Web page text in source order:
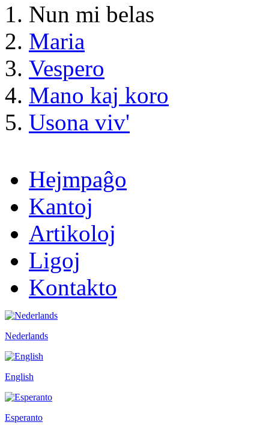
Nun mi belas
Maria
Vespero
Mano kaj koro
Usona viv'
Hejmpaĝo
Kantoj
Artikoloj
Ligoj
Kontakto
Nederlands
English
Esperanto